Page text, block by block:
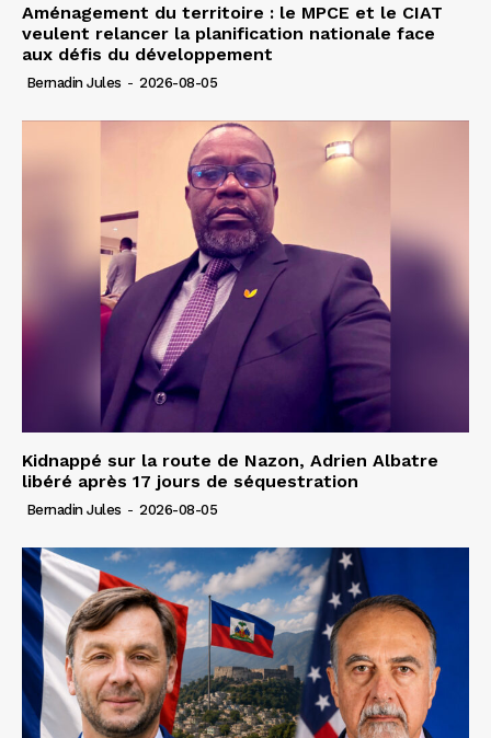
Aménagement du territoire : le MPCE et le CIAT
veulent relancer la planification nationale face
aux défis du développement
Bernadin Jules - 2026-08-05
Kidnappé sur la route de Nazon, Adrien Albatre
libéré après 17 jours de séquestration
Bernadin Jules - 2026-08-05